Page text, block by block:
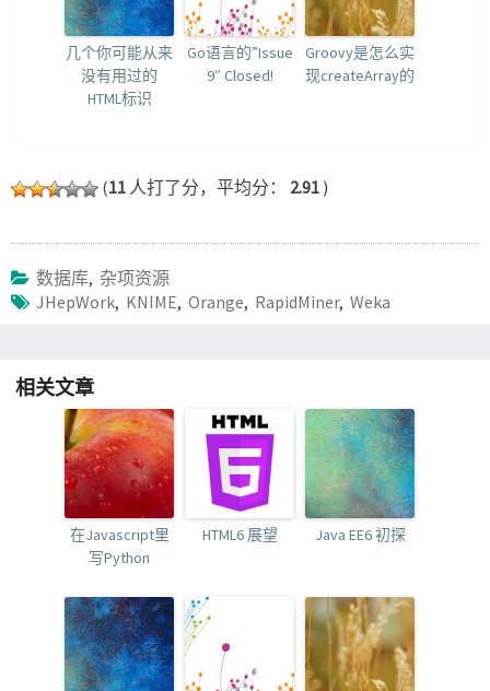
几个你可能从来
没有用过的
HTML标识
Go语言的”Issue
9″ Closed!
Groovy是怎么实
现createArray的
(11 人打了分，平均分： 2.91 )
数据库, 杂项资源
JHepWork, KNIME, Orange, RapidMiner, Weka
相关文章
在Javascript里
写Python
HTML6 展望 Java EE6 初探